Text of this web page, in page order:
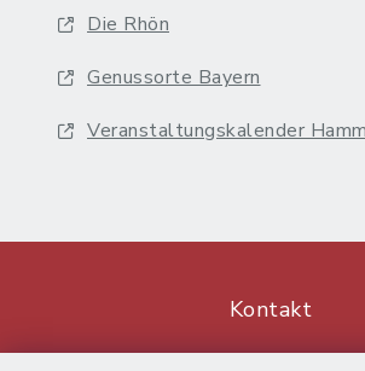
Die Rhön
Genussorte Bayern
Veranstaltungskalender
Kontakt